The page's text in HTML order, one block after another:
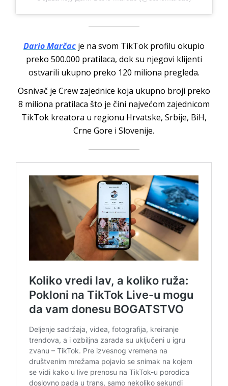
Dario Marčacje na svom TikTok profilu okupio
preko 500.000 pratilaca, dok su njegovi klijenti
ostvarili ukupno preko 120 miliona pregleda.
Osnivač je Crew zajednice koja ukupno broji preko
8 miliona pratilaca što je čini najvećom zajednicom
TikTok kreatora u regionu Hrvatske, Srbije, BiH,
Crne Gore i Slovenije.